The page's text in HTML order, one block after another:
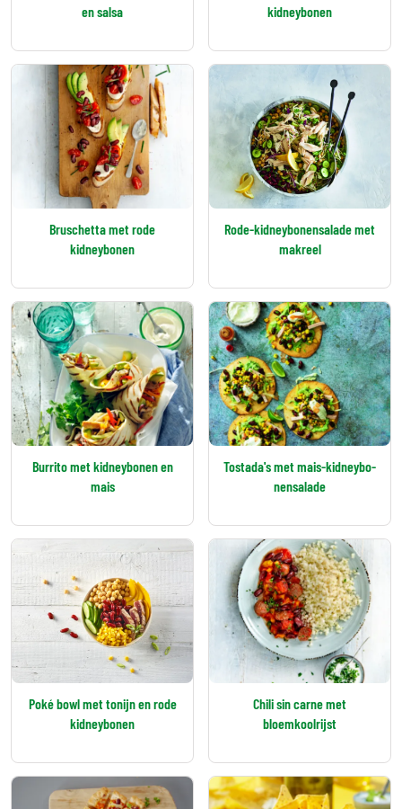
en salsa
kidneybonen
Bruschetta met rode
kidneybonen
Ro­de-kid­ney­bo­nen­sa­la­de met
ma­kreel
Bur­ri­to met kid­ney­bo­nen en
mais
To­sta­da's met mais-kid­ney­bo­
nen­sa­la­de
Poké bowl met tonijn en rode
kidneybonen
Chili sin carne met
bloemkoolrijst